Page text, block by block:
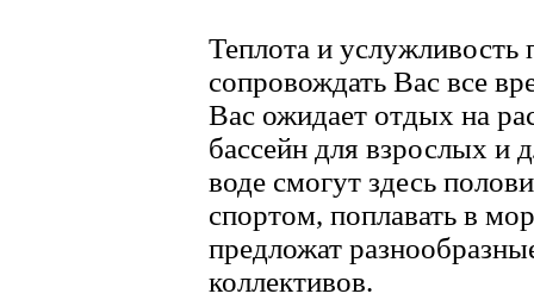
Теплота и услужливость
сопровождать Вас все
Вас ожидает отдых на
бассейн для взрослых и
воде смогут здесь
спортом, поплавать в
предложат
коллективов.